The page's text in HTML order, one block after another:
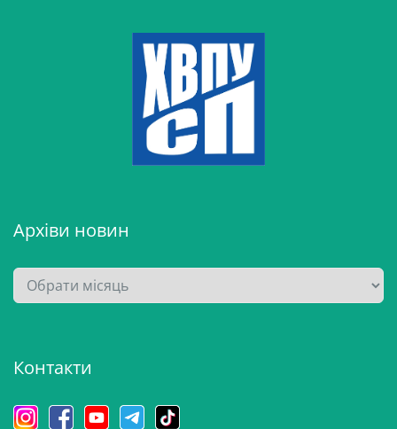
Архіви новин
А
р
в
н
Контакти